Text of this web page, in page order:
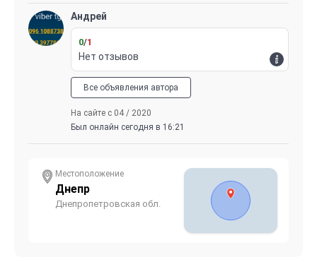
Андрей
0/1
Нет отзывов
Все объявления автора
На сайте с 04 / 2020
Был онлайн сегодня в 16:21
Местоположение
Днепр
Днепропетровская обл.